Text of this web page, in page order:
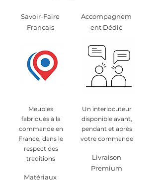
Savoir-Faire
Français
Meubles
fabriqués à la
commande en
France, dans le
respect des
traditions
Matériaux
Accompagnem
ent Dédié
Un interlocuteur
disponible avant,
pendant et après
votre commande
Livraison
Premium